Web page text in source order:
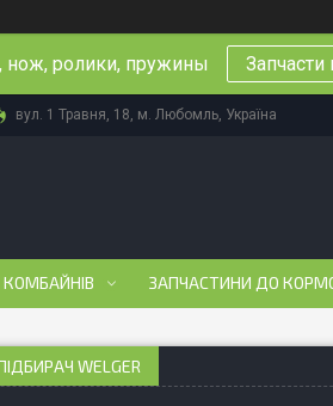
нож, ролики, пружины Запчасти
вул. 1 Травня, 18, м. Любомль, Україна
ЗАПЧАСТИНИ ДО
WELGER